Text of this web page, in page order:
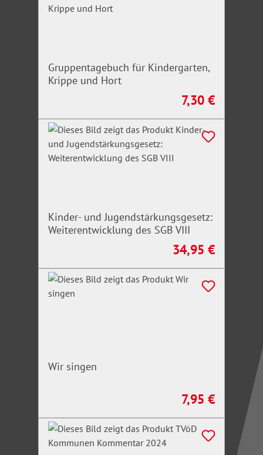
Gruppentagebuch für Kindergarten,
Krippe und Hort
Regulärer Preis:
7,30 €
Kinder- und Jugendstärkungsgesetz:
Weiterentwicklung des SGB VIII
Regulärer Preis:
34,95 €
Wir singen
Regulärer Preis:
7,95 €